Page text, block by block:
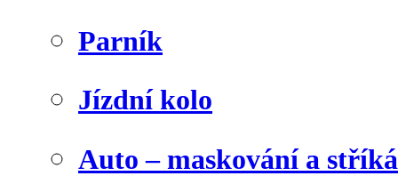
Parník
Jízdní kolo
Auto – maskování a